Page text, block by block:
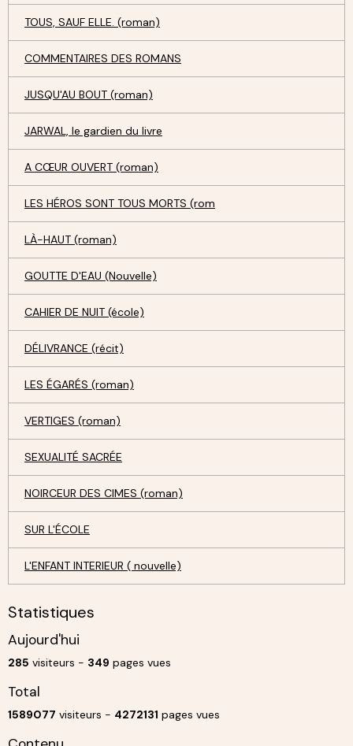
TOUS, SAUF ELLE. (roman)
COMMENTAIRES DES ROMANS
JUSQU'AU BOUT (roman)
JARWAL, le gardien du livre
A CŒUR OUVERT (roman)
LES HÉROS SONT TOUS MORTS (rom
LÀ-HAUT (roman)
GOUTTE D'EAU (Nouvelle)
CAHIER DE NUIT (école)
DÉLIVRANCE (récit)
LES ÉGARÉS (roman)
VERTIGES (roman)
SEXUALITÉ SACRÉE
NOIRCEUR DES CIMES (roman)
SUR L'ÉCOLE
L'ENFANT INTERIEUR ( nouvelle)
Statistiques
Aujourd'hui
285 visiteurs - 349 pages vues
Total
1589077 visiteurs - 4272131 pages vues